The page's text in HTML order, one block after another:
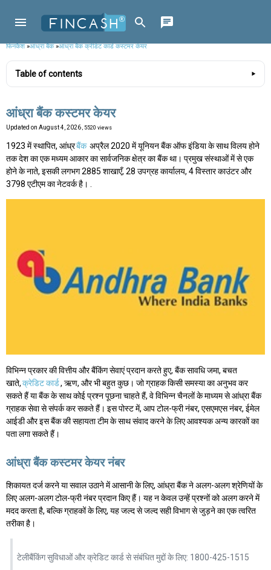
फिनकैश»आंध्रा बैंक»आंध्रा बैंक क्रेडिट कार्ड कस्टमर केयर
Table of contents
आंध्रा बैंक कस्टमर केयर
Updated on August 4, 2026 , 5520 views
1923 में स्थापित, आंध्रबैंक अप्रैल 2020 में यूनियन बैंक ऑफ इंडिया के साथ विलय होने
तक देश का एक मध्यम आकार का सार्वजनिक क्षेत्र का बैंक था। प्रमुख संस्थाओं में से एक
होने के नाते, इसकी लगभग 2885 शाखाएँ, 28 उपग्रह कार्यालय, 4 विस्तार काउंटर और
3798 एटीएम का नेटवर्क है। .
विभिन्न प्रकार की वित्तीय और बैंकिंग सेवाएं प्रदान करते हुए, बैंक सावधि जमा, बचत
खाते,क्रेडिट कार्ड, ऋण, और भी बहुत कुछ। जो ग्राहक किसी समस्या का अनुभव कर
सकते हैं या बैंक के साथ कोई प्रश्न पूछना चाहते हैं, वे विभिन्न चैनलों के माध्यम से आंध्रा बैंक
ग्राहक सेवा से संपर्क कर सकते हैं। इस पोस्ट में, आप टोल-फ्री नंबर, एसएमएस नंबर, ईमेल
आईडी और इस बैंक की सहायता टीम के साथ संवाद करने के लिए आवश्यक अन्य कारकों का
पता लगा सकते हैं।
आंध्रा बैंक कस्टमर केयर नंबर
शिकायत दर्ज करने या सवाल उठाने में आसानी के लिए, आंध्रा बैंक ने अलग-अलग श्रेणियों के
लिए अलग-अलग टोल-फ्री नंबर प्रदान किए हैं। यह न केवल उन्हें प्रश्नों को अलग करने में
मदद करता है, बल्कि ग्राहकों के लिए, यह जल्द से जल्द सही विभाग से जुड़ने का एक त्वरित
तरीका है।
टेलीबैंकिंग सुविधाओं और क्रेडिट कार्ड से संबंधित मुद्दों के लिए: 1800-425-1515